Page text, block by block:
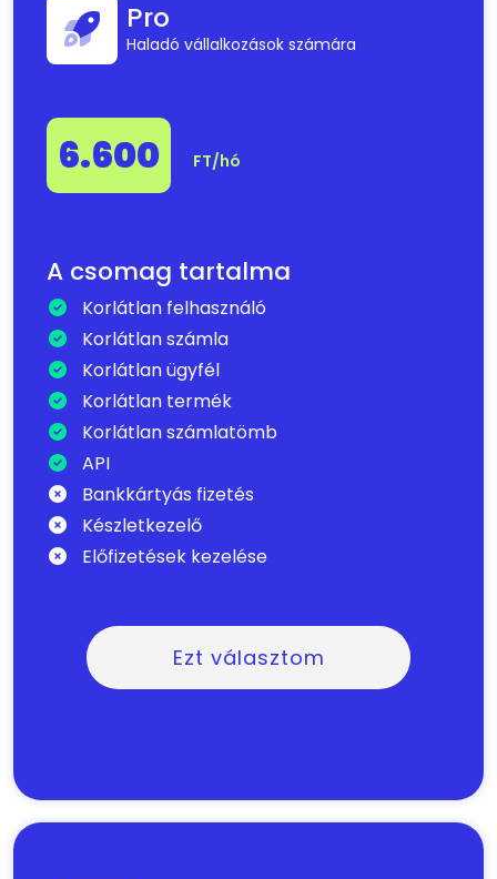
Pro
Haladó vállalkozások számára
6.600 FT/hó
A csomag tartalma
Korlátlan felhasználó
Korlátlan számla
Korlátlan ügyfél
Korlátlan termék
Korlátlan számlatömb
API
Bankkártyás fizetés
Készletkezelő
Előfizetések kezelése
Ezt választom